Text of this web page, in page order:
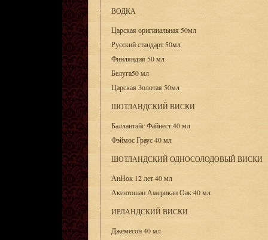
ВОДКА
Царская оригинальная 50мл
Русский стандарт 50мл
Финляндия 50 мл
Белуга50 мл
Царская Золотая 50мл
ШОТЛАНДСКИЙ ВИСКИ
Баллантайс Файнест 40 мл
Фэймос Граус 40 мл
ШОТЛАНДСКИЙ ОДНОСОЛОДОВЫЙ ВИСКИ
АнНок 12 лет 40 мл
Акентошан Американ Оак 40 мл
ИРЛАНДСКИЙ ВИСКИ
Джемесон 40 мл